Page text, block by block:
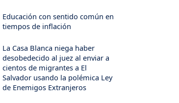
Educación con sentido común en
tiempos de inflación
La Casa Blanca niega haber
desobedecido al juez al enviar a
cientos de migrantes a El
Salvador usando la polémica Ley
de Enemigos Extranjeros